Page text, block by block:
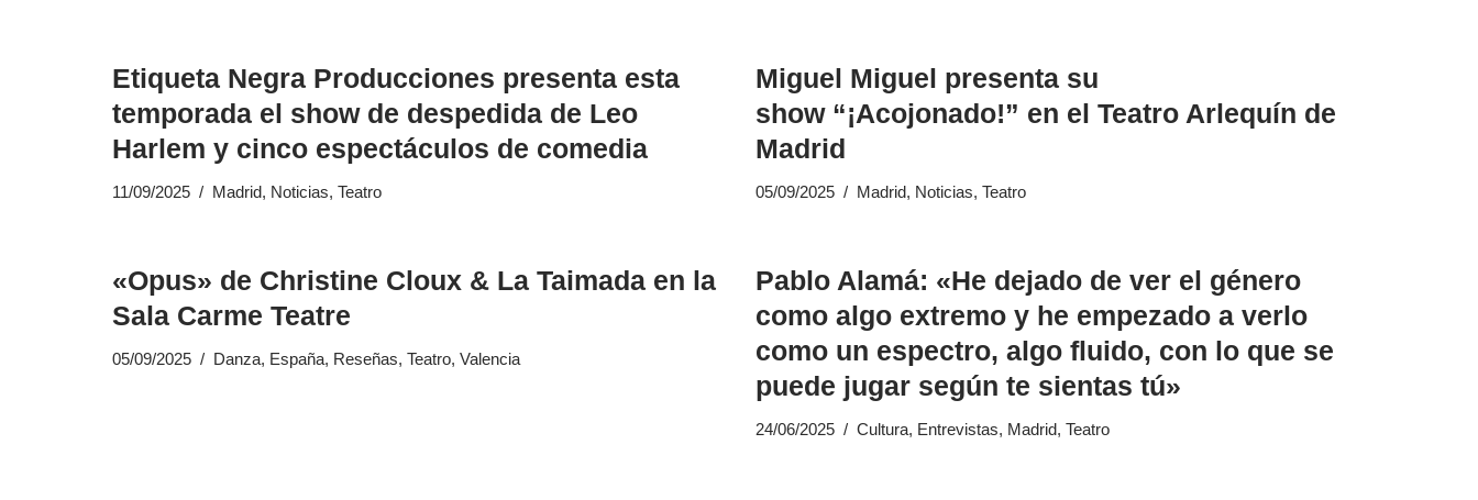
Etiqueta Negra Producciones presenta esta
temporada el show de despedida de Leo
Harlem y cinco espectáculos de comedia
11/09/2025 Madrid, Noticias, Teatro
Miguel Miguel presenta su
show “¡Acojonado!” en el Teatro Arlequín de
Madrid
05/09/2025 Madrid, Noticias, Teatro
«Opus» de Christine Cloux & La Taimada en la
Sala Carme Teatre
05/09/2025 Danza, España, Reseñas, Teatro, Valencia
Pablo Alamá: «He dejado de ver el género
como algo extremo y he empezado a verlo
como un espectro, algo fluido, con lo que se
puede jugar según te sientas tú»
24/06/2025 Cultura, Entrevistas, Madrid, Teatro